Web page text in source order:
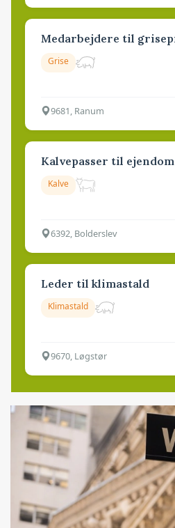
Medarbejdere til
Grise
9681, Ranum
Kalvepasser til
Kalve
6392, Bolderslev
Leder til klimastald
Klimastald
9670, Løgstør